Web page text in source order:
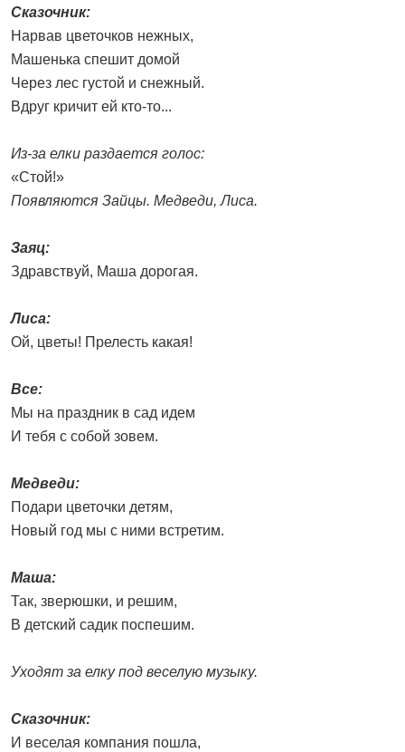
Сказочник:
Нарвав цветочков нежных,
Машенька спешит домой
Через лес густой и снежный.
Вдруг кричит ей кто-то...
Из-за елки раздается голос:
«Стой!»
Появляются Зайцы. Медведи, Лиса.
Заяц:
Здравствуй, Маша дорогая.
Лиса:
Ой, цветы! Прелесть какая!
Все:
Мы на праздник в сад идем
И тебя с собой зовем.
Медведи:
Подари цветочки детям,
Новый год мы с ними встретим.
Маша:
Так, зверюшки, и решим,
В детский садик поспешим.
Уходят за елку под веселую музыку.
Сказочник:
И веселая компания пошла,